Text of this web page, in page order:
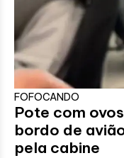
FOFOCANDO
Pote com
bordo de
pela cabine